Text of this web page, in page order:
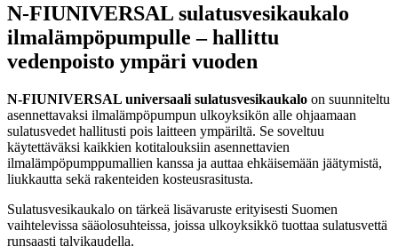
N-FIUNIVERSAL sulatusvesikaukalo
ilmalämpöpumpulle – hallittu
vedenpoisto ympäri vuoden
N-FIUNIVERSAL universaali sulatusvesikaukalo on suunniteltu
asennettavaksi ilmalämpöpumpun ulkoyksikön alle ohjaamaan
sulatusvedet hallitusti pois laitteen ympäriltä. Se soveltuu
käytettäväksi kaikkien kotitalouksiin asennettavien
ilmalämpöpumppumallien kanssa ja auttaa ehkäisemään jäätymistä,
liukkautta sekä rakenteiden kosteusrasitusta.
Sulatusvesikaukalo on tärkeä lisävaruste erityisesti Suomen
vaihtelevissa sääolosuhteissa, joissa ulkoyksikkö tuottaa sulatusvettä
runsaasti talvikaudella.